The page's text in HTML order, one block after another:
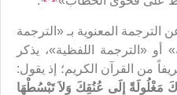
المعنوية بـ «الترجمة
أو «الترجمة اللفظية»، يذكر
من القرآن الكريم؛ إذ يقول:
مَغْلُولَةً إِلَى عُنُقِكَ وَلاَ تَبْسُطْهَا